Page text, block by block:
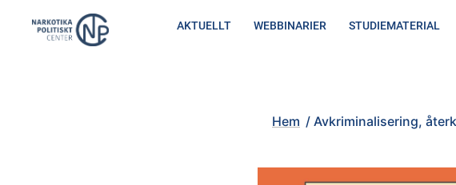
AKTUELLT WEBBINARIER STUDIEMATERIAL
Hem / Avkriminalisering,